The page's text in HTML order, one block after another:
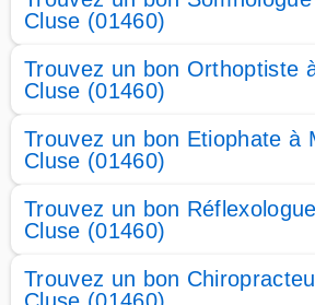
Cluse (01460)
Trouvez un bon Orthoptiste
Cluse (01460)
Trouvez un bon Etiophate à
Cluse (01460)
Trouvez un bon
Cluse (01460)
Trouvez un bon